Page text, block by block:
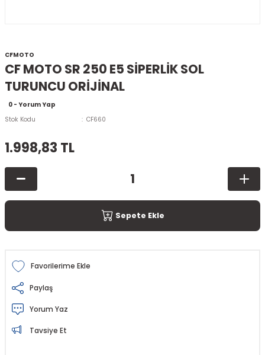
CFMOTO
CF MOTO SR 250 E5 SİPERLİK SOL
TURUNCU ORİJİNAL
0 - Yorum Yap
Stok Kodu
CF660
1.998,83 TL
Sepete Ekle
Paylaş
Yorum Yaz
Tavsiye Et